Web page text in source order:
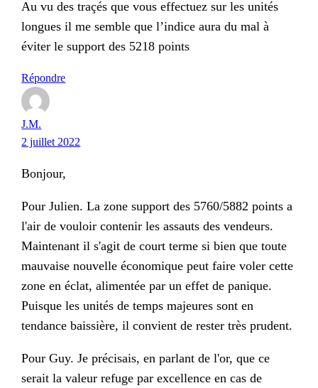
Au vu des traçés que vous effectuez sur les unités
longues il me semble que l’indice aura du mal à
éviter le support des 5218 points
Répondre
J.M.
2 juillet 2022
Bonjour,
Pour Julien. La zone support des 5760/5882 points a
l'air de vouloir contenir les assauts des vendeurs.
Maintenant il s'agit de court terme si bien que toute
mauvaise nouvelle économique peut faire voler cette
zone en éclat, alimentée par un effet de panique.
Puisque les unités de temps majeures sont en
tendance baissière, il convient de rester très prudent.
Pour Guy. Je précisais, en parlant de l'or, que ce
serait la valeur refuge par excellence en cas de